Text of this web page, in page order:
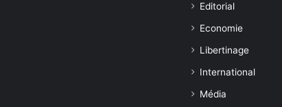
Editorial
Economie
Libertinage
International
Média